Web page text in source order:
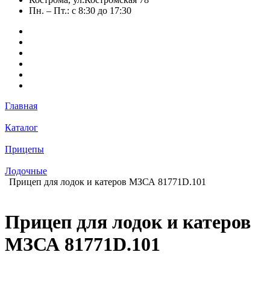
Пн. – Пт.: с 8:30 до 17:30
Главная
Каталог
Прицепы
Лодочные
Прицеп для лодок и катеров МЗСА 81771D.101
Прицеп для лодок и катеров
МЗСА 81771D.101